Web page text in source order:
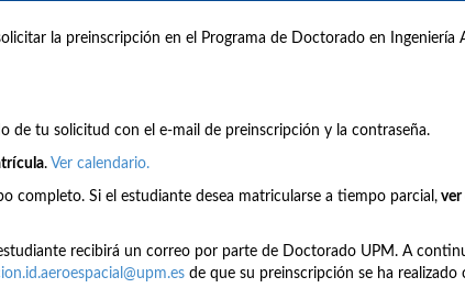
la preinscripción en el Programa de Doctorado en Ingeniería
de tu solicitud con el e-mail de preinscripción y la contraseña.
. Ver calendario.
completo. Si el estudiante desea matricularse a tiempo parcial, ver
recibirá un correo por parte de Doctorado UPM. A
de que su preinscripción se ha realizado